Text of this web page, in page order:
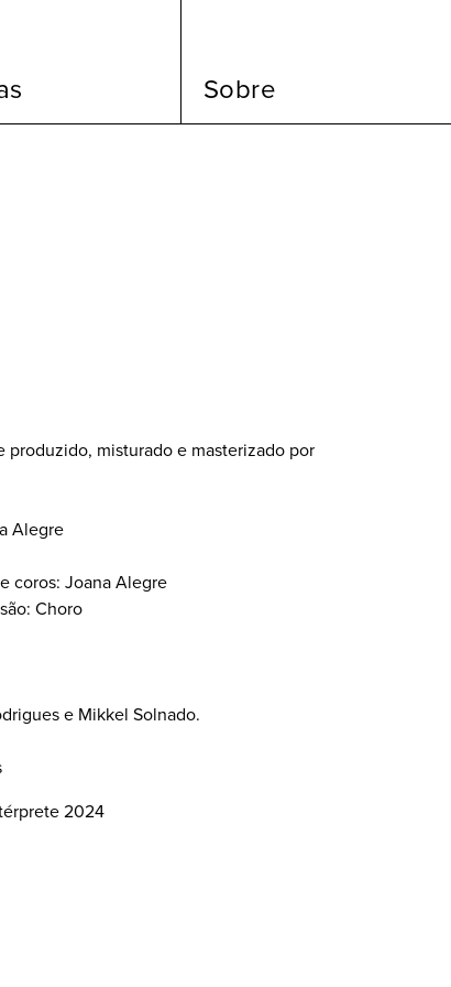
Sobre
produzido, misturado e masterizado por
Alegre
coros: Joana Alegre
Choro
e Mikkel Solnado.
2024